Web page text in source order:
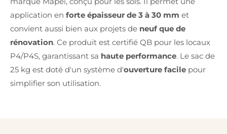
application en forte épaisseur de 3 à 30 mm et
convient aussi bien aux projets de neuf que de
rénovation. Ce produit est certifié QB pour les locaux
P4/P4S, garantissant sa haute performance. Le sac de
25 kg est doté d'un système d'ouverture facile pour
simplifier son utilisation.